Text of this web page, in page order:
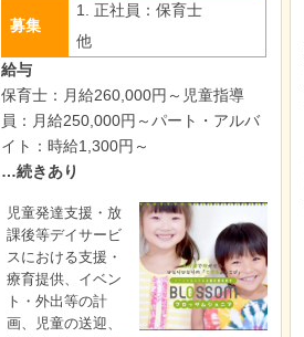
募集
1. 正社員：保育士
他
給与
保育士：月給260,000円～児童指導
員：月給250,000円～パート・アルバ
イト：時給1,300円～
…続きあり
児童発達支援・放
課後等デイサービ
スにおける支援・
療育提供、イベン
ト・外出等の計
画、児童の送迎、